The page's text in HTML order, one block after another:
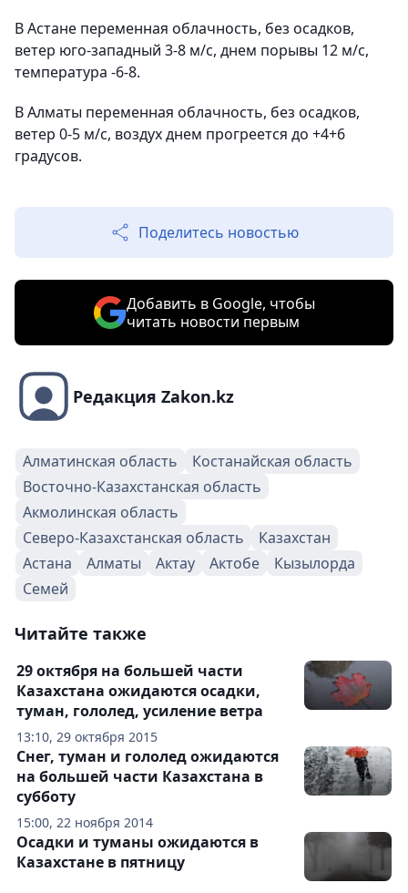
В Астане переменная облачность, без осадков,
ветер юго-западный 3-8 м/с, днем порывы 12 м/с,
температура -6-8.
В Алматы переменная облачность, без осадков,
ветер 0-5 м/с, воздух днем прогреется до +4+6
градусов.
Поделитесь новостью
Добавить в Google, чтобы
читать новости первым
Редакция Zakon.kz
Алматинская область
Костанайская область
Восточно-Казахстанская область
Акмолинская область
Северо-Казахстанская область
Казахстан
Астана
Алматы Актау Актобе
Кызылорда
Семей
Читайте также
13:10, 29 октября 2015
29 октября на большей части
Казахстана ожидаются осадки,
туман, гололед, усиление ветра
15:00, 22 ноября 2014
Снег, туман и гололед ожидаются
на большей части Казахстана в
субботу
Осадки и туманы ожидаются в
Казахстане в пятницу